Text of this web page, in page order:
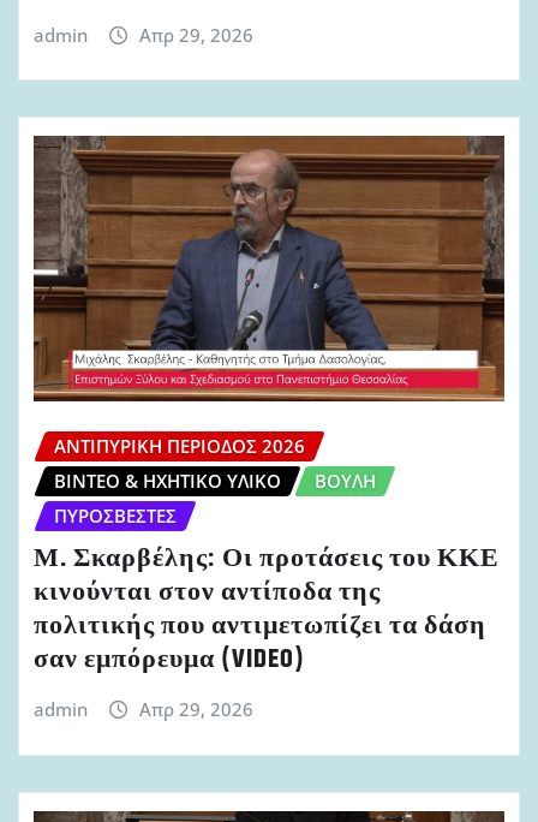
admin Απρ 29, 2026
ΑΝΤΙΠΥΡΙΚΉ ΠΕΡΊΟΔΟΣ 2026
ΒΊΝΤΕΟ & ΗΧΗΤΙΚΌ ΥΛΙΚΌ
ΒΟΥΛΉ
ΠΥΡΟΣΒΈΣΤΕΣ
Μ. Σκαρβέλης: Οι προτάσεις του ΚΚΕ
κινούνται στον αντίποδα της
πολιτικής που αντιμετωπίζει τα δάση
σαν εμπόρευμα (VIDEO)
admin Απρ 29, 2026